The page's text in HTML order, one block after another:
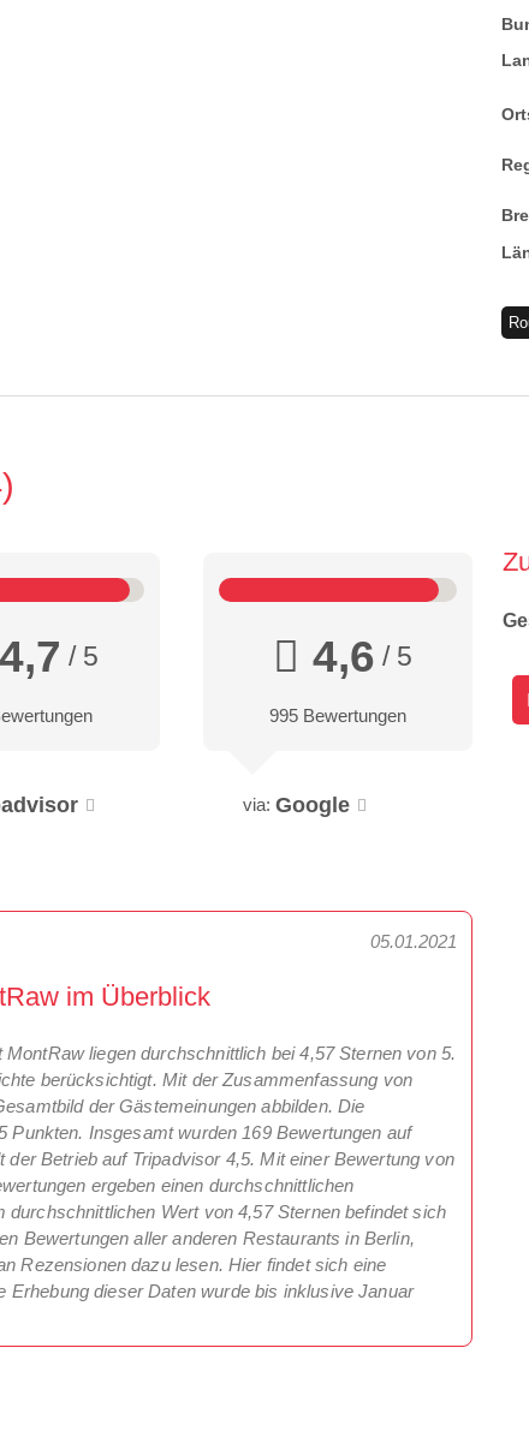
4,7 / 5 4,6 / 5
995 Bewertungen
via: Google
05.01.2021
im Überblick
liegen durchschnittlich bei 4,57 Sternen von 5.
berücksichtigt. Mit der Zusammenfassung von
der Gästemeinungen abbilden. Die
Punkten. Insgesamt wurden 169 Bewertungen auf
Betrieb auf Tripadvisor 4,5. Mit einer Bewertung von
ergeben einen durchschnittlichen
Wert von 4,57 Sternen befindet sich
Bewertungen aller anderen Restaurants in Berlin,
Rezensionen dazu lesen. Hier findet sich eine
dieser Daten wurde bis inklusive Januar